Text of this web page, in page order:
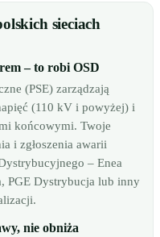
sieciach
– to robi OSD
(PSE) zarządzają
(110 kV i powyżej) i
końcowymi. Twoje
i zgłoszenia awarii
– Enea
PGE Dystrybucja lub inny
nie obniża